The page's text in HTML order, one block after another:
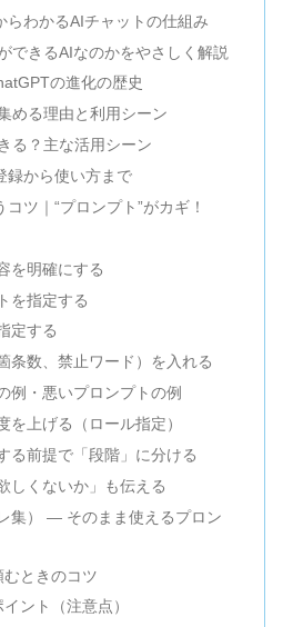
らわかるAIチャットの仕組み
できるAIなのかをやさしく解説
の進化の歴史
める理由と利用シーン
る？主な活用シーン
録から使い方まで
ツ｜“プロンプト”がカギ！
を明確にする
を指定する
定する
条数、禁止ワード）を入れる
例・悪いプロンプトの例
を上げる（ロール指定）
る前提で「段階」に分ける
しくないか」も伝える
集） — そのまま使えるプロン
ときのコツ
ント（注意点）